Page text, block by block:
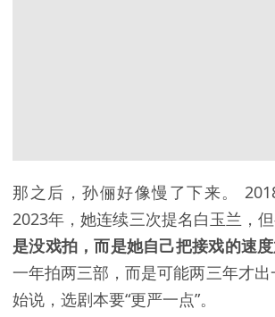
那之后，孙俪好像慢了下来。
2023年，她连续三次提名白玉兰，但
是没戏拍，而是她自己把接戏的速
一年拍两三部，而是可能两三年才
始说，选剧本要“更严一点”。